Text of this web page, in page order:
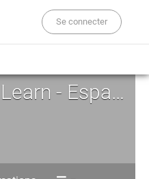
Se connecter
1Day1Learn / JLearn - Espace d'Auto-formation